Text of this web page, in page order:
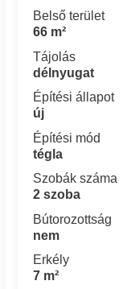
Belső terület
66 m²
Tájolás
délnyugat
Építési állapot
új
Építési mód
tégla
Szobák száma
2 szoba
Bútorozottság
nem
Erkély
7 m²